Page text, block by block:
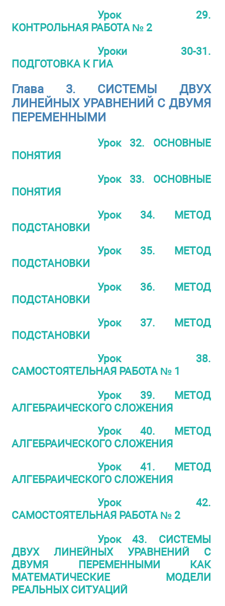
Урок 29.
КОНТРОЛЬНАЯ РАБОТА № 2
Уроки 30-31.
ПОДГОТОВКА К ГИА
Глава 3. СИСТЕМЫ ДВУХ
ЛИНЕЙНЫХ УРАВНЕНИЙ С ДВУМЯ
ПЕРЕМЕННЫМИ
Урок 32. ОСНОВНЫЕ
ПОНЯТИЯ
Урок 33. ОСНОВНЫЕ
ПОНЯТИЯ
Урок 34. МЕТОД
ПОДСТАНОВКИ
Урок 35. МЕТОД
ПОДСТАНОВКИ
Урок 36. МЕТОД
ПОДСТАНОВКИ
Урок 37. МЕТОД
ПОДСТАНОВКИ
Урок 38.
САМОСТОЯТЕЛЬНАЯ РАБОТА № 1
Урок 39. МЕТОД
АЛГЕБРАИЧЕСКОГО СЛОЖЕНИЯ
Урок 40. МЕТОД
АЛГЕБРАИЧЕСКОГО СЛОЖЕНИЯ
Урок 41. МЕТОД
АЛГЕБРАИЧЕСКОГО СЛОЖЕНИЯ
Урок 42.
САМОСТОЯТЕЛЬНАЯ РАБОТА № 2
Урок 43. СИСТЕМЫ
ДВУХ ЛИНЕЙНЫХ УРАВНЕНИЙ С
ДВУМЯ ПЕРЕМЕННЫМИ КАК
МАТЕМАТИЧЕСКИЕ МОДЕЛИ
РЕАЛЬНЫХ СИТУАЦИЙ